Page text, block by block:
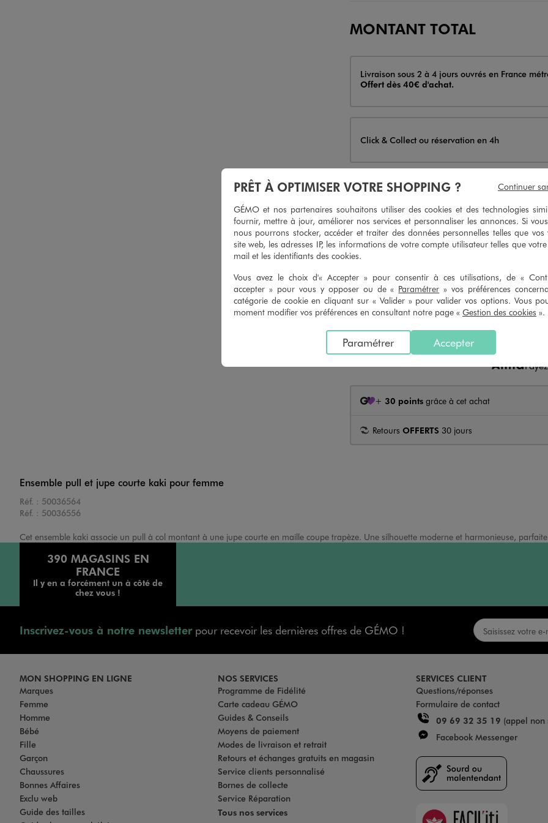
MONTANT TOTAL
Livraison
Livraison sous 2 à 4 jours ouvrés en France
Offert dès 40€ d'achat.
Click & Collect ou réservation en 4h
Livraison
Livraison sous 2 à 4 jours ouvrés en France
Offert dès 40€ d'achat.
Indisponible
Click & Collect ou réservation en 4h
+ 30 points grâce à cet achat
RetoursOFFERTS 30 jours
Ensemble pull et jupe courte kaki pour femme
Réf. : 50036564
Réf. : 50036556
Cet ensemble kaki associe un pull à col montant à une jupe courte en maille coupe trapèze. Une silhouette moderne et harmonieuse,
390 MAGASINS EN
FRANCE
Il y en a forcément un à côté de
chez vous !
Inscrivez-vous à notre newsletterpour recevoir les dernières offres de GÉMO !
MON SHOPPING EN LIGNE
Marques
Femme
Homme
Bébé
Fille
Garçon
Chaussures
Bonnes Affaires
Exclu web
Guide des tailles
NOS SERVICES
Programme de Fidélité
Carte cadeau GÉMO
Guides & Conseils
Moyens de paiement
Modes de livraison et retrait
Retours et échanges gratuits en magasin
Service clients personnalisé
Bornes de collecte
Service Réparation
Tous nos services
SERVICES CLIENT
Questions/réponses
Formulaire de contact
09 69 32 35 19 (appel non
Facebook Messenger
Faciliti
PRÊT À OPTIMISER VOTRE SHOPPING ?
GÉMO et nos partenaires souhaitons utiliser des cookies et des technologies
fournir, mettre à jour, améliorer nos services et personnaliser les annonces. Si
nous pourrons stocker, accéder et traiter des données personnelles telles que vos
site web, les adresses IP, les informations de votre compte utilisateur telles que
mail et les identifiants des cookies.
Vous avez le choix d'« Accepter » pour consentir à ces utilisations, de «
accepter » pour vous y opposer ou de « Paramétrer » vos préférences
catégorie de cookie en cliquant sur « Valider » pour valider vos options. Vous
moment modifier vos préférences en consultant notre page « Gestion des cookies ».
Accepter
Paramétrer
Continuer